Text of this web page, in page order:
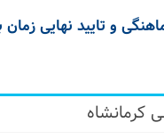
نهایی زمان بازدید لطفاً با شماره 72-
کرمانشاه